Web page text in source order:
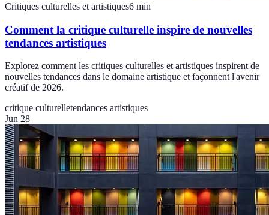
Critiques culturelles et artistiques6 min
Comment la critique culturelle inspire de nouvelles
tendances artistiques
Explorez comment les critiques culturelles et artistiques inspirent de
nouvelles tendances dans le domaine artistique et façonnent l'avenir
créatif de 2026.
critique culturelletendances artistiques
Jun 28